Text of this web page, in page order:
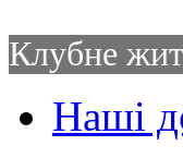
Клубне
Наші